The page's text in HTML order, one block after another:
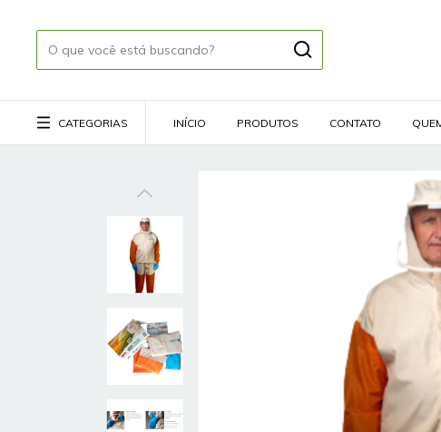
CATEGORIAS INÍCIO PRODUTOS CONTATO